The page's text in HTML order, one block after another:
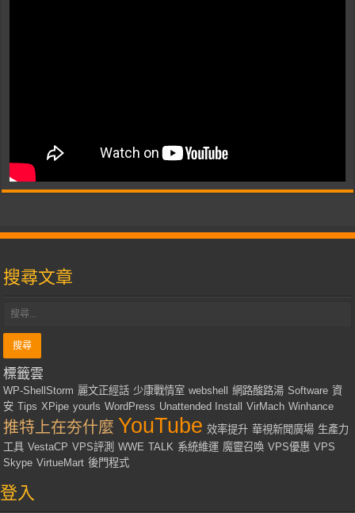
搜尋文章
標籤雲
WP-ShellStorm 麗文正經話 少康戰情室 webshell 網路酸路湯 Software 資
安 Tips XPipe yourls WordPress Unattended Install VirMach Winhance
推特上在夯什麼 YouTube 效率提升 華視新聞廣場 生產力
工具 VestaCP VPS評測 WWE TALK 系統維運 魔靈召喚 VPS優惠 VPS
Skype VirtueMart 後門程式
登入